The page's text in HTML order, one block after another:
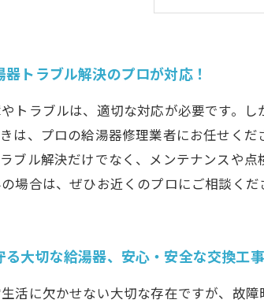
新しい給
器トラブル解決のプロが対応！
トラブルは、適切な対応が必要です。
は、プロの給湯器修理業者にお任せく
ブル解決だけでなく、メンテナンスや
場合は、ぜひお近くのプロにご相談くだ
る大切な給湯器、安心・安全な交換工
活に欠かせない大切な存在ですが、故